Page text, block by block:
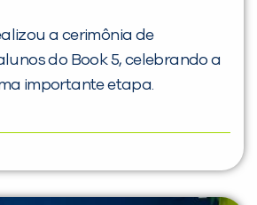
a cerimônia de
do Book 5, celebrando a
importante etapa.